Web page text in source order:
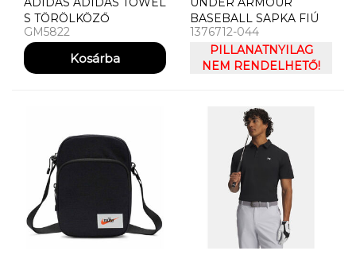
S TÖRÖLKÖZŐ
GM5822
BASEBALL SAPKA FIÚ
BASEBALL SAPKA
UNDER ARMOUR B
BLITZING37 ADJ
1376712-044
PILLANATNYILAG
NEM RENDELHETŐ!